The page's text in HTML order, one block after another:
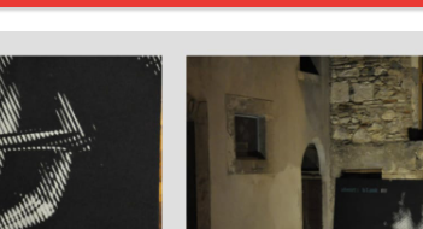
E
R
A
G
U
N
E
R
N
A
O
N
B
A
N
D
O